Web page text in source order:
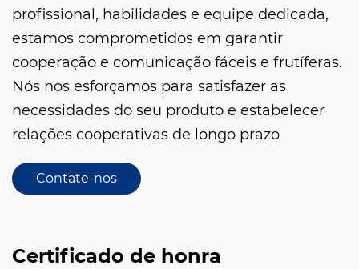
profissional, habilidades e equipe dedicada,
estamos comprometidos em garantir
cooperação e comunicação fáceis e frutíferas.
Nós nos esforçamos para satisfazer as
necessidades do seu produto e estabelecer
relações cooperativas de longo prazo
Contate-nos
Certificado de honra